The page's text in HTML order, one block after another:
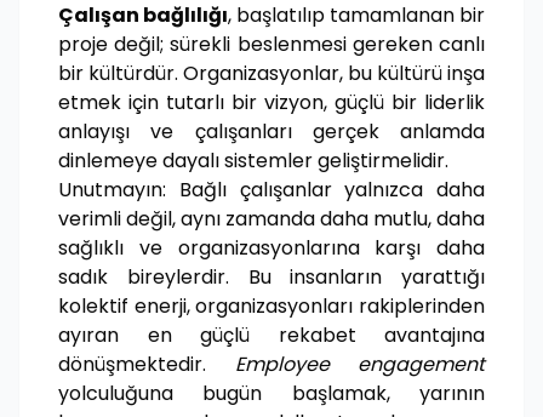
Çalışan bağlılığı, başlatılıp tamamlanan bir
proje değil; sürekli beslenmesi gereken canlı
bir kültürdür. Organizasyonlar, bu kültürü inşa
etmek için tutarlı bir vizyon, güçlü bir liderlik
anlayışı ve çalışanları gerçek anlamda
dinlemeye dayalı sistemler geliştirmelidir.
Unutmayın: Bağlı çalışanlar yalnızca daha
verimli değil, aynı zamanda daha mutlu, daha
sağlıklı ve organizasyonlarına karşı daha
sadık bireylerdir. Bu insanların yarattığı
kolektif enerji, organizasyonları rakiplerinden
ayıran en güçlü rekabet avantajına
dönüşmektedir. Employee engagement
yolculuğuna bugün başlamak, yarının